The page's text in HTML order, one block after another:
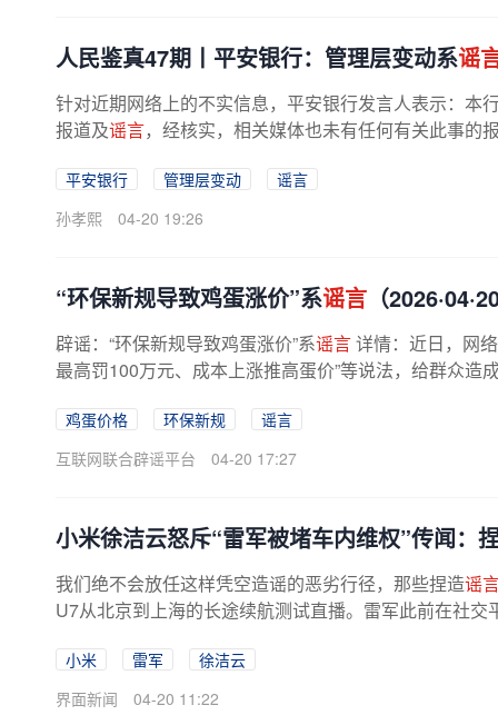
人民鉴真47期丨平安银行：管理层变动系谣
针对近期网络上的不实信息，平安银行发言人表示：本
报道及谣言，经核实，相关媒体也未有任何有关此事的
平安银行 管理层变动
谣言
孙孝熙
04-20 19:26
“环保新规导致鸡蛋涨价”系谣言 （
辟谣：“环保新规导致鸡蛋涨价”系谣言详情：近日，网
最高罚100万元、成本上涨推高蛋价”等说法，给群众造
鸡蛋价格 环保新规
谣言
互联网联合辟谣平台
04-20 17:27
小米徐洁云怒斥“雷军被堵车内维权”传闻：
我们绝不会放任这样凭空造谣的恶劣行径，那些捏造谣
U7从北京到上海的长途续航测试直播。雷军此前在社
小米 雷军
徐洁云
界面新闻
04-20 11:22